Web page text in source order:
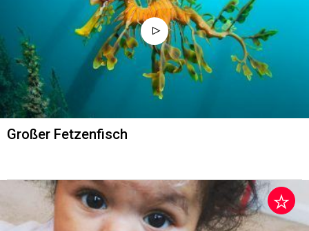
Großer Fetzenfisch